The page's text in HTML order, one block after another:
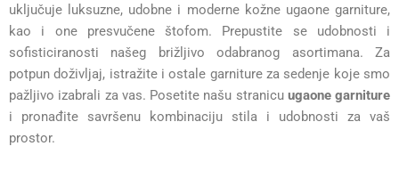
uključuje luksuzne, udobne i moderne kožne ugaone garniture,
kao i one presvučene štofom. Prepustite se udobnosti i
sofisticiranosti našeg brižljivo odabranog asortimana. Za
potpun doživljaj, istražite i ostale garniture za sedenje koje smo
pažljivo izabrali za vas. Posetite našu stranicu ugaone garniture
i pronađite savršenu kombinaciju stila i udobnosti za vaš
prostor.